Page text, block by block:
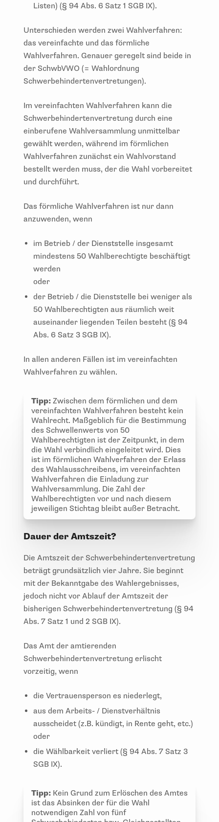
Listen) (§ 94 Abs. 6 Satz 1 SGB IX).
Unterschieden werden zwei Wahlverfahren:
das vereinfachte und das förmliche
Wahlverfahren. Genauer geregelt sind beide in
der SchwbVWO (= Wahlordnung
Schwerbehindertenvertretungen).
Im vereinfachten Wahlverfahren kann die
Schwerbehindertenvertretung durch eine
einberufene Wahlversammlung unmittelbar
gewählt werden, während im förmlichen
Wahlverfahren zunächst ein Wahlvorstand
bestellt werden muss, der die Wahl vorbereitet
und durchführt.
Das förmliche Wahlverfahren ist nur dann
anzuwenden, wenn
im Betrieb / der Dienststelle insgesamt
mindestens 50 Wahlberechtigte beschäftigt
werden
oder
der Betrieb / die Dienststelle bei weniger als
50 Wahlberechtigten aus räumlich weit
auseinander liegenden Teilen besteht (§ 94
Abs. 6 Satz 3 SGB IX).
In allen anderen Fällen ist im vereinfachten
Wahlverfahren zu wählen.
Tipp: Zwischen dem förmlichen und dem
vereinfachten Wahlverfahren besteht kein
Wahlrecht. Maßgeblich für die Bestimmung
des Schwellenwerts von 50
Wahlberechtigten ist der Zeitpunkt, in dem
die Wahl verbindlich eingeleitet wird. Dies
ist im förmlichen Wahlverfahren der Erlass
des Wahlausschreibens, im vereinfachten
Wahlverfahren die Einladung zur
Wahlversammlung. Die Zahl der
Wahlberechtigten vor und nach diesem
jeweiligen Stichtag bleibt außer Betracht.
Dauer der Amtszeit?
Die Amtszeit der Schwerbehindertenvertretung
beträgt grundsätzlich vier Jahre. Sie beginnt
mit der Bekanntgabe des Wahlergebnisses,
jedoch nicht vor Ablauf der Amtszeit der
bisherigen Schwerbehindertenvertretung (§ 94
Abs. 7 Satz 1 und 2 SGB IX).
Das Amt der amtierenden
Schwerbehindertenvertretung erlischt
vorzeitig, wenn
die Vertrauensperson es niederlegt,
aus dem Arbeits- / Dienstverhältnis
ausscheidet (z.B. kündigt, in Rente geht, etc.)
oder
die Wählbarkeit verliert (§ 94 Abs. 7 Satz 3
SGB IX).
Tipp: Kein Grund zum Erlöschen des Amtes
ist das Absinken der für die Wahl
notwendigen Zahl von fünf